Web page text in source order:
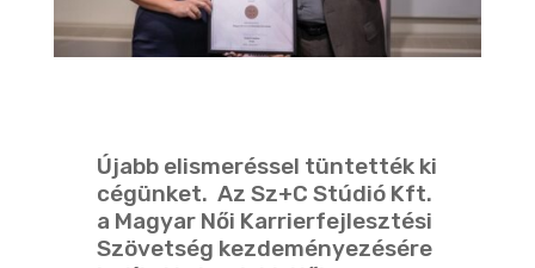
Újabb elismeréssel tüntették ki
cégünket. Az Sz+C Stúdió Kft.
a Magyar Női Karrierfejlesztési
Szövetség kezdeményezésére